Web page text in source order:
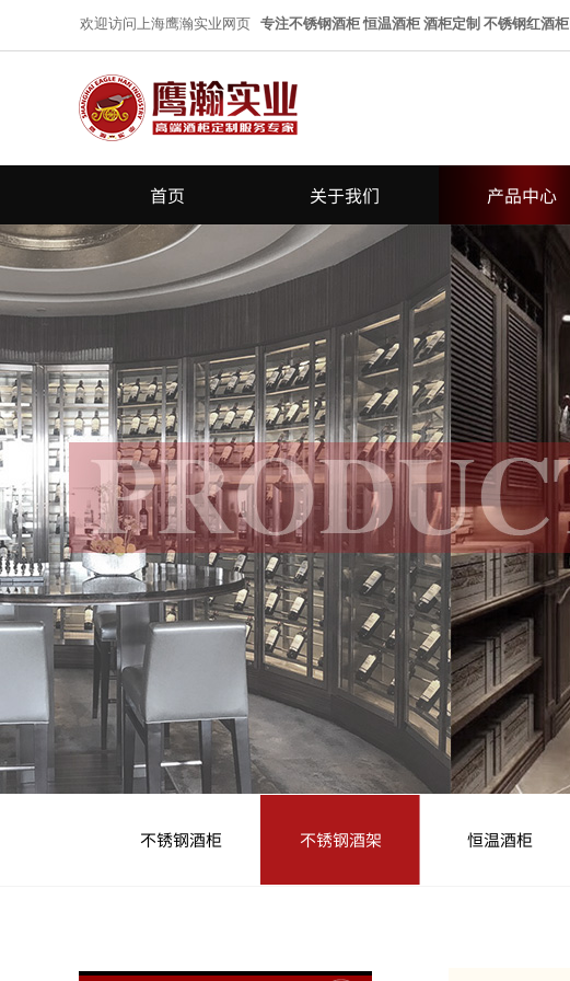
欢迎访问上海鹰瀚实业网页 专注不锈钢酒柜 恒温酒柜 酒柜定制 不锈钢红酒柜
首页 关于我们 产品中心
不锈钢酒柜 不锈钢酒架 恒温酒柜